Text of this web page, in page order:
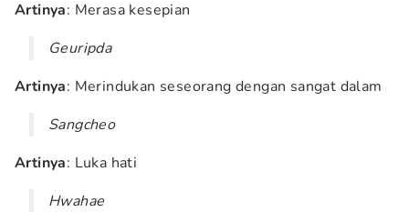
Artinya: Merasa kesepian
Geuripda
Artinya: Merindukan seseorang dengan sangat dalam
Sangcheo
Artinya: Luka hati
Hwahae